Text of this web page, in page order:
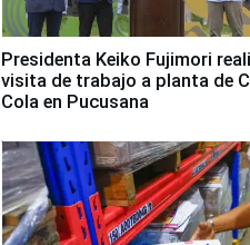
Presidenta Keiko Fujimori
visita de trabajo a planta de
Cola en Pucusana